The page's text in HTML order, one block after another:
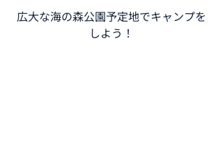
広大な海の森公園予定地でキャンプを
しよう！